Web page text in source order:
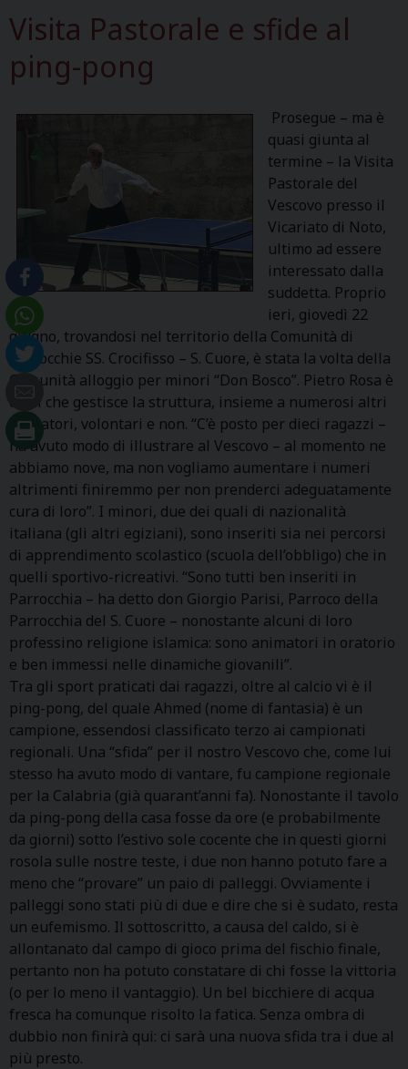
Visita Pastorale e sfide al
ping-pong
Prosegue – ma è
quasi giunta al
termine – la Visita
Pastorale del
Vescovo presso il
Vicariato di Noto,
ultimo ad essere
interessato dalla
suddetta. Proprio
ieri, giovedì 22
giugno, trovandosi nel territorio della Comunità di
Parrocchie SS. Crocifisso – S. Cuore, è stata la volta della
Comunità alloggio per minori “Don Bosco”. Pietro Rosa è
colui che gestisce la struttura, insieme a numerosi altri
operatori, volontari e non. “C’è posto per dieci ragazzi –
ha avuto modo di illustrare al Vescovo – al momento ne
abbiamo nove, ma non vogliamo aumentare i numeri
altrimenti finiremmo per non prenderci adeguatamente
cura di loro”. I minori, due dei quali di nazionalità
italiana (gli altri egiziani), sono inseriti sia nei percorsi
di apprendimento scolastico (scuola dell’obbligo) che in
quelli sportivo-ricreativi. “Sono tutti ben inseriti in
Parrocchia – ha detto don Giorgio Parisi, Parroco della
Parrocchia del S. Cuore – nonostante alcuni di loro
professino religione islamica: sono animatori in oratorio
e ben immessi nelle dinamiche giovanili”.
Tra gli sport praticati dai ragazzi, oltre al calcio vi è il
ping-pong, del quale Ahmed (nome di fantasia) è un
campione, essendosi classificato terzo ai campionati
regionali. Una “sfida” per il nostro Vescovo che, come lui
stesso ha avuto modo di vantare, fu campione regionale
per la Calabria (già quarant’anni fa). Nonostante il tavolo
da ping-pong della casa fosse da ore (e probabilmente
da giorni) sotto l’estivo sole cocente che in questi giorni
rosola sulle nostre teste, i due non hanno potuto fare a
meno che “provare” un paio di palleggi. Ovviamente i
palleggi sono stati più di due e dire che si è sudato, resta
un eufemismo. Il sottoscritto, a causa del caldo, si è
allontanato dal campo di gioco prima del fischio finale,
pertanto non ha potuto constatare di chi fosse la vittoria
(o per lo meno il vantaggio). Un bel bicchiere di acqua
fresca ha comunque risolto la fatica. Senza ombra di
dubbio non finirà qui: ci sarà una nuova sfida tra i due al
più presto.